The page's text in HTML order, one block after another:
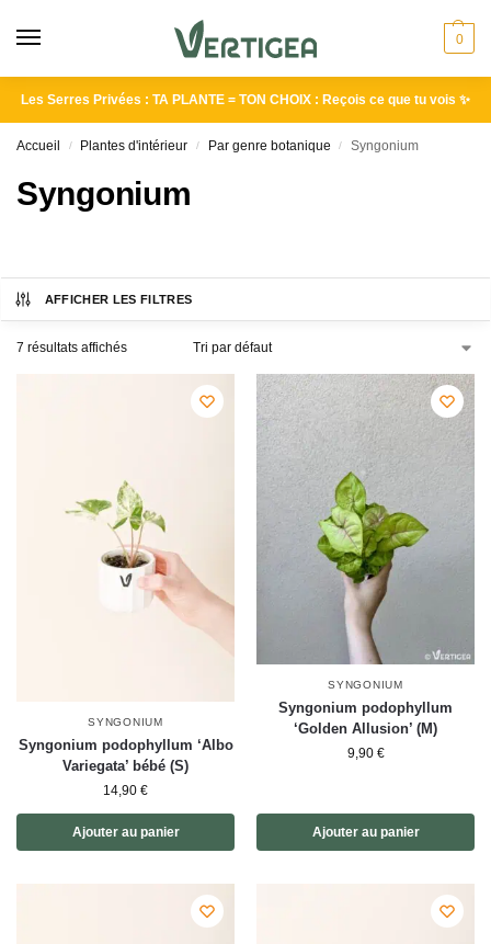
0
Les Serres Privées : TA PLANTE = TON CHOIX : Reçois ce que tu vois ✨
Accueil / Plantes d'intérieur / Par genre botanique / Syngonium
Syngonium
AFFICHER LES FILTRES
7 résultats affichés
SYNGONIUM
Syngonium podophyllum ‘Albo
Variegata’ bébé (S)
14,90 €
Ajouter au panier
SYNGONIUM
Syngonium podophyllum
‘Golden Allusion’ (M)
9,90 €
Ajouter au panier